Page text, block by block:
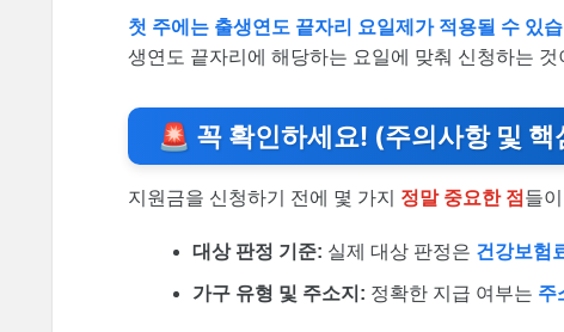
첫 주에는 출생연도 끝자리 요일제가 적용될 수 있
생연도 끝자리에 해당하는 요일에 맞춰 신청하는 것
🚨 꼭 확인하세요! (주의사항 및 핵
지원금을 신청하기 전에 몇 가지 정말 중요한 점 들
대상 판정 기준: 실제 대상 판정은 건강보험
가구 유형 및 주소지: 정확한 지급 여부는 주